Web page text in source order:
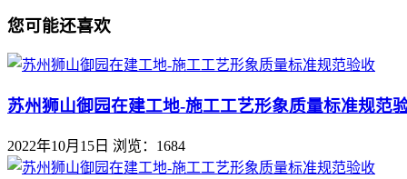
您可能还喜欢
苏州狮山御园在建工地-施工工艺形象质量标准规范
2022年10月15日 浏览：1684